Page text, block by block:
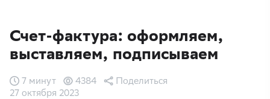
Счет-фактура: оформляем,
выставляем, подписываем
27 октября 2023
7 минут 4384 Поделиться